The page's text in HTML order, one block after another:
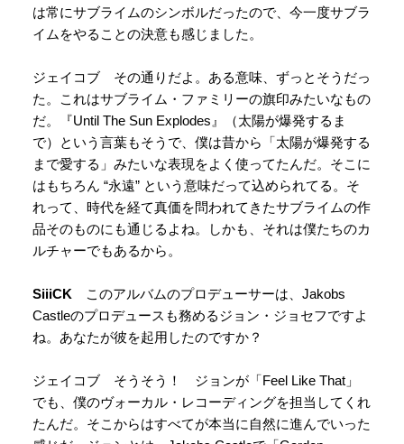
は常にサブライムのシンボルだったので、今一度サブラ
イムをやることの決意も感じました。
ジェイコブ その通りだよ。ある意味、ずっとそうだっ
た。これはサブライム・ファミリーの旗印みたいなもの
だ。『Until The Sun Explodes』（太陽が爆発するま
で）という言葉もそうで、僕は昔から「太陽が爆発する
まで愛する」みたいな表現をよく使ってたんだ。そこに
はもちろん “永遠” という意味だって込められてる。そ
れって、時代を経て真価を問われてきたサブライムの作
品そのものにも通じるよね。しかも、それは僕たちのカ
ルチャーでもあるから。
SiiiCK このアルバムのプロデューサーは、Jakobs
Castleのプロデュースも務めるジョン・ジョセフですよ
ね。あなたが彼を起用したのですか？
ジェイコブ そうそう！ ジョンが「Feel Like That」
でも、僕のヴォーカル・レコーディングを担当してくれ
たんだ。そこからはすべてが本当に自然に進んでいった